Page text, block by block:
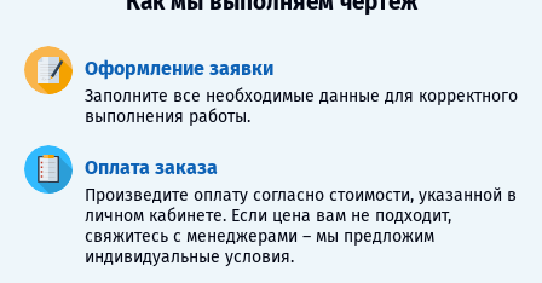
Оформление заявки
Заполните все необходимые данные для корректного
выполнения работы.
Оплата заказа
Произведите оплату согласно стоимости, указанной в
личном кабинете. Если цена вам не подходит,
свяжитесь с менеджерами – мы предложим
индивидуальные условия.